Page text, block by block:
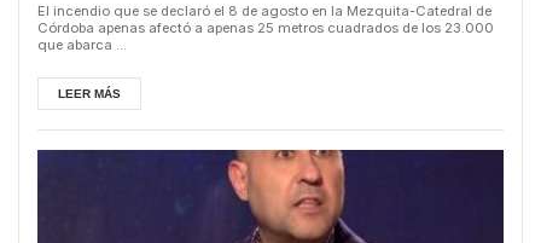
El incendio que se declaró el 8 de agosto en la Mezquita-Catedral de
Córdoba apenas afectó a apenas 25 metros cuadrados de los 23.000
que abarca ...
LEER MÁS